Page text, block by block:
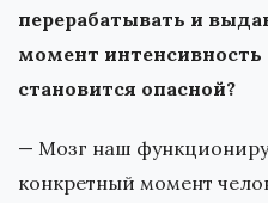
перерабатывать и
момент интенсивность
становится опасной?
— Мозг наш
конкретный момент